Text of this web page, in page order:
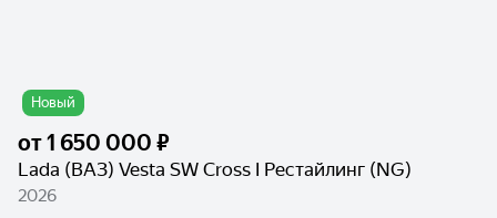
Новый
от1 650 000 ₽
Lada (ВАЗ) Vesta SW Cross I Рестайлинг (NG)
2026